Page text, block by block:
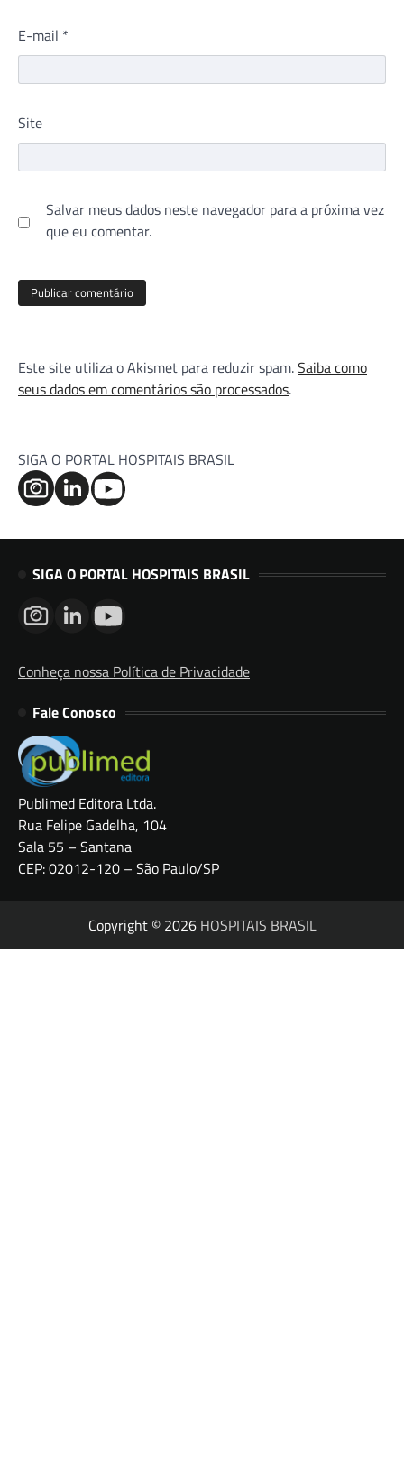
E-mail *
Site
Salvar meus dados neste navegador para a próxima vez
que eu comentar.
Este site utiliza o Akismet para reduzir spam.Saiba como
seus dados em comentários são processados.
SIGA O PORTAL HOSPITAIS BRASIL
SIGA O PORTAL HOSPITAIS BRASIL
Conheça nossa Política de Privacidade
Fale Conosco
Publimed Editora Ltda.
Rua Felipe Gadelha, 104
Sala 55 – Santana
CEP: 02012-120 – São Paulo/SP
Copyright © 2026 HOSPITAIS BRASIL